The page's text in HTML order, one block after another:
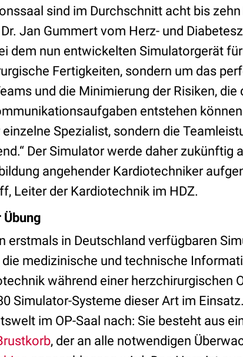
sind im Durchschnitt acht bis
Jan Gummert vom Herz- und
dem nun entwickelten Simulatorgerät
Fertigkeiten, sondern um das
und die Minimierung der Risiken, die
entstehen
Spezialist, sondern die
Der Simulator werde daher zukünftig
angehender Kardiotechniker
Leiter der Kardiotechnik im HDZ.
erstmals in Deutschland verfügbaren
medizinische und technische
während einer herzchirurgischen
Simulator-Systeme dieser Art im
im OP-Saal nach: Sie besteht aus
, der an alle notwendigen